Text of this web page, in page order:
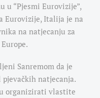
u “Pjesmi Eurovizije”,
Eurovizije, Italija je na
na natjecanju za
Sanremom da je
natjecanja.
organizirati vlastite